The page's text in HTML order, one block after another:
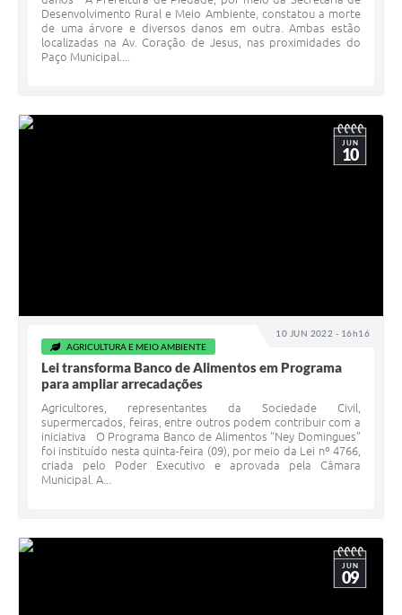
Desenvolvimento Rural e Meio Ambiente, constatou a morte
de uma árvore e diversos danos em outra. Ambas estão
localizadas na Av. Coração de Jesus, nas proximidades do
Paço Municipal....
10 JUN 2022 - 16h16
JUN
10
AGRICULTURA E MEIO AMBIENTE
Lei transforma Banco de Alimentos em Programa
para ampliar arrecadações
Agricultores, representantes da Sociedade Civil,
supermercados, feiras, entre outros podem contribuir com a
iniciativa O Programa Banco de Alimentos “Ney Domingues”
foi instituído nesta quinta-feira (09), por meio da Lei nº 4766,
criada pelo Poder Executivo e aprovada pela Câmara
Municipal. A...
JUN
09